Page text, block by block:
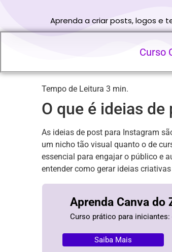
Aprenda a criar posts, logos e
Curso
O que é ideias
As ideias de post para Instagram
um nicho tão visual quanto o de
essencial para engajar o público e
entender como gerar ideias
Aprenda Canva do
Curso prático para
Saiba Mais